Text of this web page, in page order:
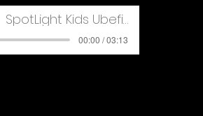
SpotLight Kids Übefile
00:00 / 03:13